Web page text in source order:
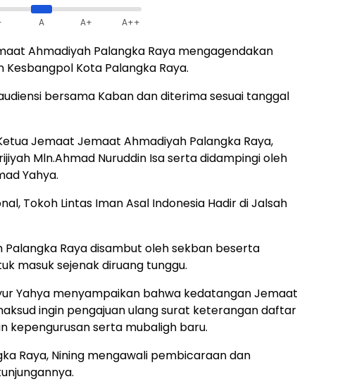
A A+ A++
Ahmadiyah Palangka Raya mengagendakan
Kota Palangka Raya.
bersama Kaban dan diterima sesuai tanggal
Jemaat Jemaat Ahmadiyah Palangka Raya,
Mln.Ahmad Nuruddin Isa serta didampingi oleh
Yahya.
Tokoh Lintas Iman Asal Indonesia Hadir di Jalsah
Raya disambut oleh sekban beserta
masuk sejenak diruang tunggu.
Yahya menyampaikan bahwa kedatangan Jemaat
ingin pengajuan ulang surat keterangan daftar
kepengurusan serta mubaligh baru.
Raya, Nining mengawali pembicaraan dan